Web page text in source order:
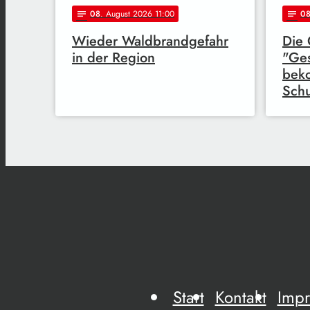
notes 08. August 2026 11:00
Wieder Waldbrandgefahr
in der Region
notes 08
Die
Start Kontakt